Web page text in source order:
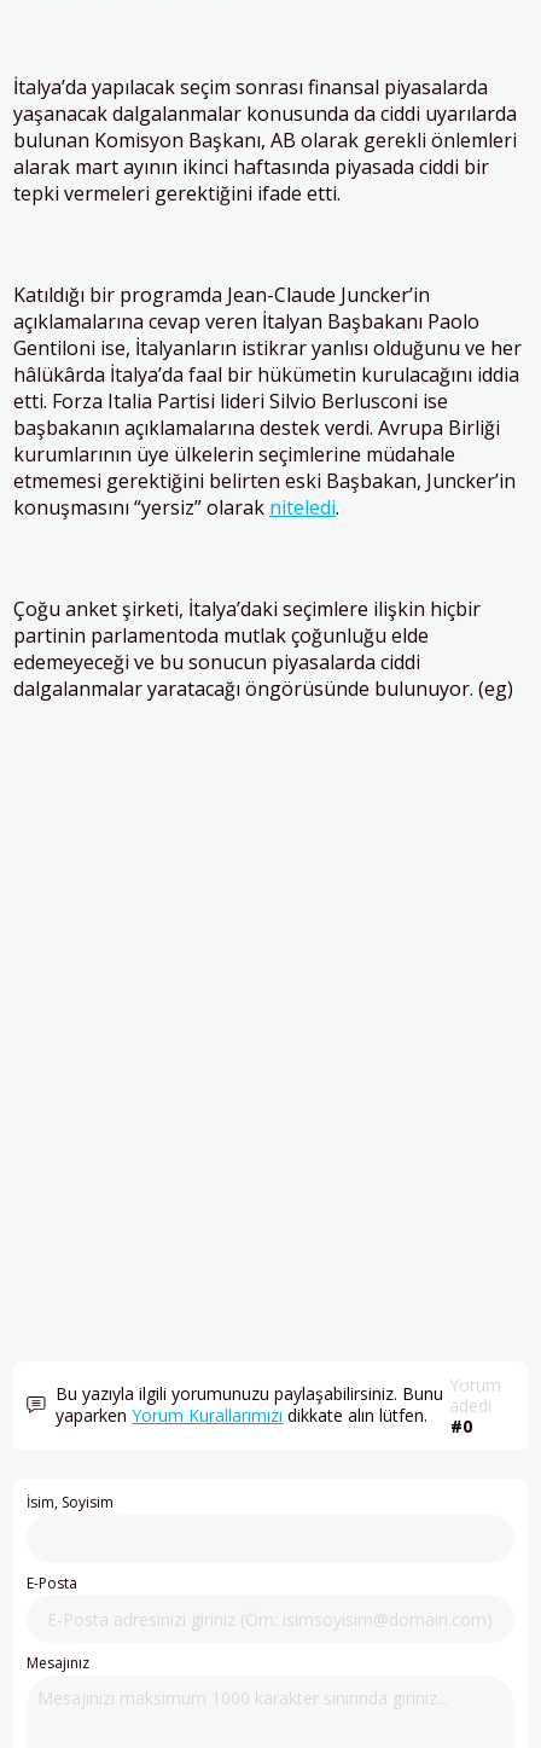
İtalya’da yapılacak seçim sonrası finansal piyasalarda
yaşanacak dalgalanmalar konusunda da ciddi uyarılarda
bulunan Komisyon Başkanı, AB olarak gerekli önlemleri
alarak mart ayının ikinci haftasında piyasada ciddi bir
tepki vermeleri gerektiğini ifade etti.
Katıldığı bir programda Jean-Claude Juncker’in
açıklamalarına cevap veren İtalyan Başbakanı Paolo
Gentiloni ise, İtalyanların istikrar yanlısı olduğunu ve her
hâlükârda İtalya’da faal bir hükümetin kurulacağını iddia
etti. Forza Italia Partisi lideri Silvio Berlusconi ise
başbakanın açıklamalarına destek verdi. Avrupa Birliği
kurumlarının üye ülkelerin seçimlerine müdahale
etmemesi gerektiğini belirten eski Başbakan, Juncker’in
konuşmasını “yersiz” olarak niteledi.
Çoğu anket şirketi, İtalya’daki seçimlere ilişkin hiçbir
partinin parlamentoda mutlak çoğunluğu elde
edemeyeceği ve bu sonucun piyasalarda ciddi
dalgalanmalar yaratacağı öngörüsünde bulunuyor. (eg)
Bu yazıyla ilgili yorumunuzu paylaşabilirsiniz. Bunu
yaparkenYorum Kurallarımızı dikkate alın lütfen.
Yorum
adedi
#0
İsim, Soyisim
E-Posta
Mesajınız